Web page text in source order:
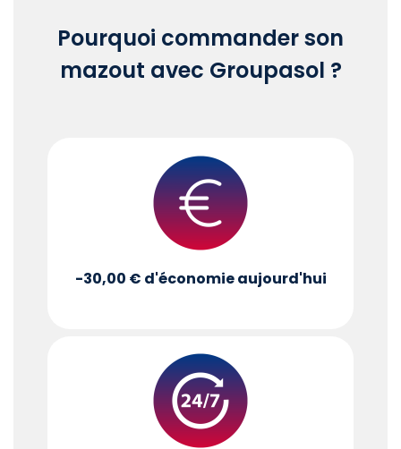
Pourquoi commander son
mazout avec Groupasol ?
-30,00 € d'économie aujourd'hui